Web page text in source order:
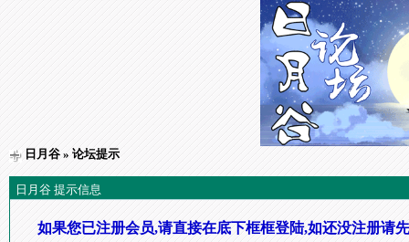
日月谷» 论坛提示
日月谷 提示信息
如果您已注册会员,请直接在底下框框登陆,如还没注册请